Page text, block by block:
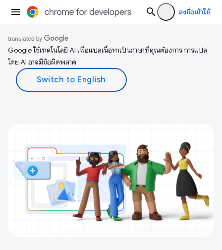
ลงชื่อเข้าใช้
Google ใช้เทคโนโลยี AI เพื่อแปลเนื้อหาเป็นภาษาที่คุณต้องการ การแปล
โดย AI อาจมีข้อผิดพลาด